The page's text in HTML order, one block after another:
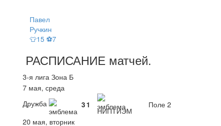
Павел
Ручкин
👕15 ⚽7
РАСПИСАНИЕ матчей.
3-я лига Зона Б
7 мая, среда
Дружба
31
НИПТИЭМ
Поле 2
20 мая, вторник